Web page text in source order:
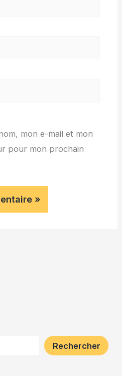
mon e-mail et mon
pour mon prochain
Rechercher